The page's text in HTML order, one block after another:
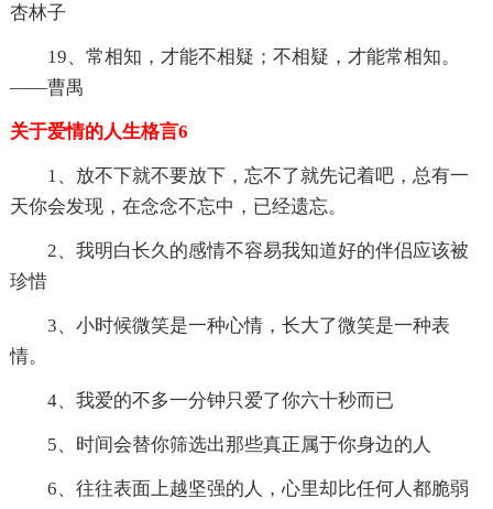
杏林子
19、常相知，才能不相疑；不相疑，才能常相知。
——曹禺
关于爱情的人生格言6
1、放不下就不要放下，忘不了就先记着吧，总有一
天你会发现，在念念不忘中，已经遗忘。
2、我明白长久的感情不容易我知道好的伴侣应该被
珍惜
3、小时候微笑是一种心情，长大了微笑是一种表
情。
4、我爱的不多一分钟只爱了你六十秒而已
5、时间会替你筛选出那些真正属于你身边的人
6、往往表面上越坚强的人，心里却比任何人都脆弱